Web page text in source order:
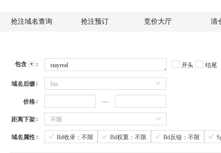
抢注域名查询 抢注预订 竞价大厅 清
包含 开头 结尾
域名后缀 fun
价格
距离下架 不限
域名属性 Bd收录：不限 Bd权重：不限 Bd反链：不限